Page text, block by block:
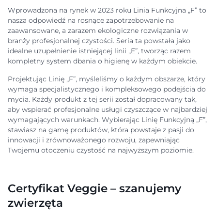
Wprowadzona na rynek w 2023 roku Linia Funkcyjna „F” to
nasza odpowiedź na rosnące zapotrzebowanie na
zaawansowane, a zarazem ekologiczne rozwiązania w
branży profesjonalnej czystości. Seria ta powstała jako
idealne uzupełnienie istniejącej linii „E”, tworząc razem
kompletny system dbania o higienę w każdym obiekcie.
Projektując Linię „F”, myśleliśmy o każdym obszarze, który
wymaga specjalistycznego i kompleksowego podejścia do
mycia. Każdy produkt z tej serii został dopracowany tak,
aby wspierać profesjonalne usługi czyszczące w najbardziej
wymagających warunkach. Wybierając Linię Funkcyjną „F”,
stawiasz na gamę produktów, która powstaje z pasji do
innowacji i zrównoważonego rozwoju, zapewniając
Twojemu otoczeniu czystość na najwyższym poziomie.
Certyfikat Veggie – szanujemy
zwierzęta